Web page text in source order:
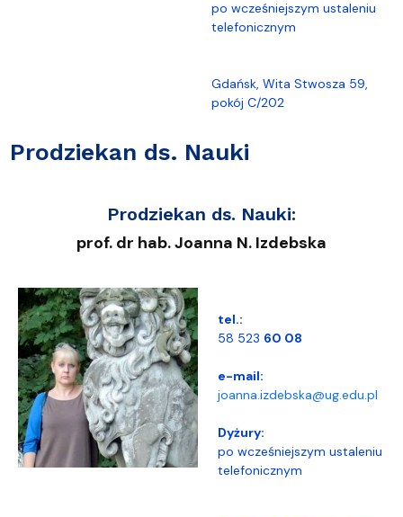
po wcześniejszym ustaleniu
telefonicznym
Gdańsk, Wita Stwosza 59,
pokój C/202
Prodziekan ds. Nauki
Prodziekan ds. Nauki:
prof. dr hab. Joanna N. Izdebska
tel.:
58 523 60 08
e-mail:
joanna.izdebska@ug.edu.pl
Dyżury:
po wcześniejszym ustaleniu
telefonicznym